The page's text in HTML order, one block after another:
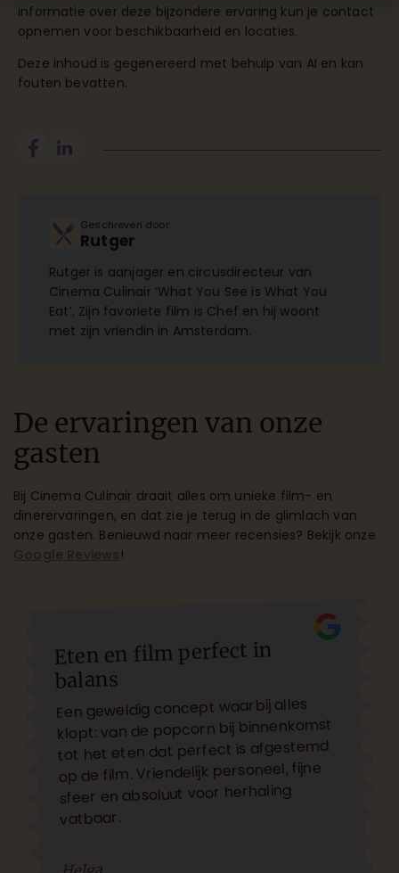
informatie over deze bijzondere ervaring kun je contact
opnemen voor beschikbaarheid en locaties.
Deze inhoud is gegenereerd met behulp van AI en kan
fouten bevatten.
Geschreven door:
Rutger
Rutger is aanjager en circusdirecteur van
Cinema Culinair ‘What You See is What You
Eat’. Zijn favoriete film is Chef en hij woont
met zijn vriendin in Amsterdam.
De ervaringen van onze
gasten
Bij Cinema Culinair draait alles om unieke film- en
dinerervaringen, en dat zie je terug in de glimlach van
onze gasten. Benieuwd naar meer recensies? Bekijk onze
Google Reviews !
Eten en film perfect in
balans
Een geweldig concept waarbij alles
klopt: van de popcorn bij binnenkomst
tot het eten dat perfect is afgestemd
op de film. Vriendelijk personeel, fijne
sfeer en absoluut voor herhaling
vatbaar.